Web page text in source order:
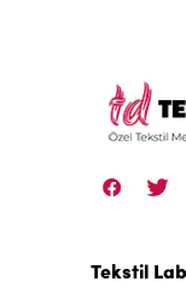
Tekstil